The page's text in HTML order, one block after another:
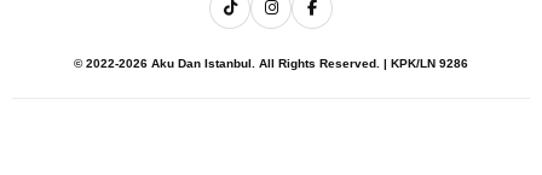
© 2022-2026 Aku Dan Istanbul. All Rights Reserved. | KPK/LN 9286